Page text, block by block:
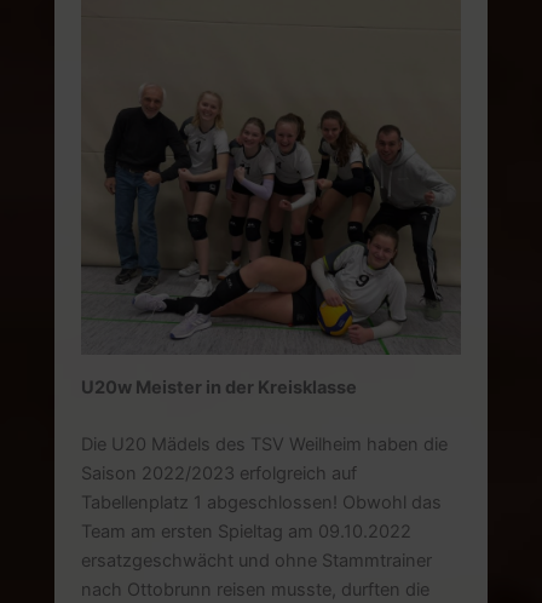
U20w Meister in der Kreisklasse
Die U20 Mädels des TSV Weilheim haben die
Saison 2022/2023 erfolgreich auf
Tabellenplatz 1 abgeschlossen! Obwohl das
Team am ersten Spieltag am 09.10.2022
ersatzgeschwächt und ohne Stammtrainer
nach Ottobrunn reisen musste, durften die